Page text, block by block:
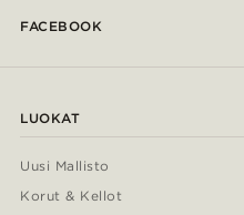
FACEBOOK
LUOKAT
Uusi Mallisto
Korut & Kellot